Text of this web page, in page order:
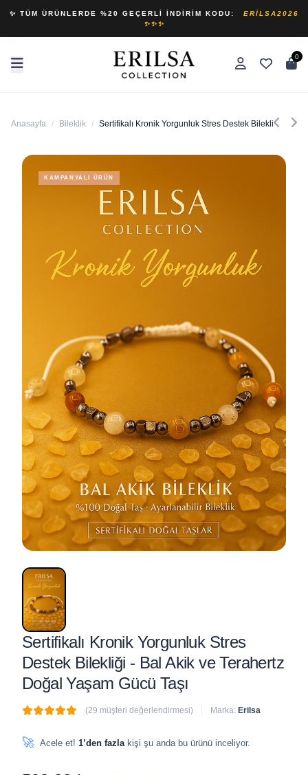
✨ TÜM ÜRÜNLERDE %20 GEÇERLI İNDIRIM KODU:
ERILSA2026
✨✨✨
0
Anasayfa / Bileklik / Sertifikalı Kronik Yorgunluk Stres Destek Bilekliği - Bal
KAMPANYALI ÜRÜN
Sertifikalı Kronik Yorgunluk Stres
Destek Bilekliği - Bal Akik ve Terahertz
Doğal Yaşam Gücü Taşı
(29 müşteri değerlendirmesi) Marka: Erilsa
🚀 Acele et! 1’den fazla kişi şu anda bu ürünü inceliyor.